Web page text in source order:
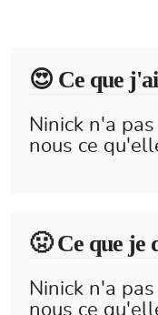
😍️ Ce que
Ninick n'a
nous ce
🤢 Ce que je
Ninick n'a
nous ce